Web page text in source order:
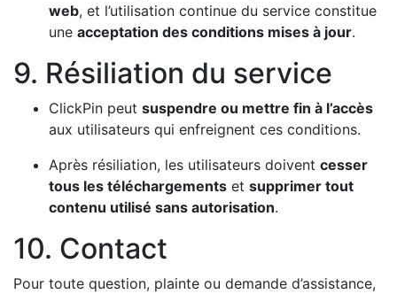
web, et l’utilisation continue du service constitue
une acceptation des conditions mises à jour.
9. Résiliation du service
ClickPin peut suspendre ou mettre fin à l’accès
aux utilisateurs qui enfreignent ces conditions.
Après résiliation, les utilisateurs doivent cesser
tous les téléchargements et supprimer tout
contenu utilisé sans autorisation.
10. Contact
Pour toute question, plainte ou demande d’assistance,